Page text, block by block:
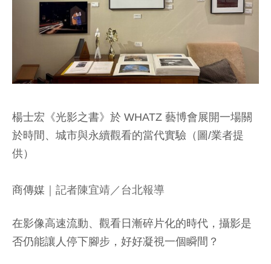
楊士宏《光影之書》於 WHATZ 藝博會展開一場關
於時間、城市與永續觀看的當代實驗（圖/業者提
供）
商傳媒 ｜記者陳宜靖／台北報導
在影像高速流動、觀看日漸碎片化的時代，攝影是
否仍能讓人停下腳步，好好凝視一個瞬間？